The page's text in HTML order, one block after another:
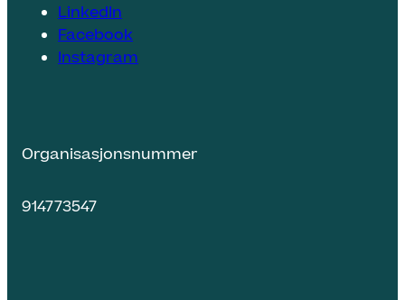
LinkedIn
Facebook
Instagram
Organisasjonsnummer
914773547